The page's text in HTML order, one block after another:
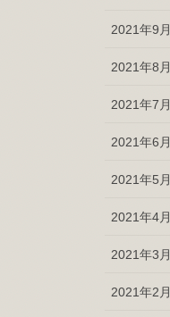
2021年9月
2021年8月
2021年7月
2021年6月
2021年5月
2021年4月
2021年3月
2021年2月